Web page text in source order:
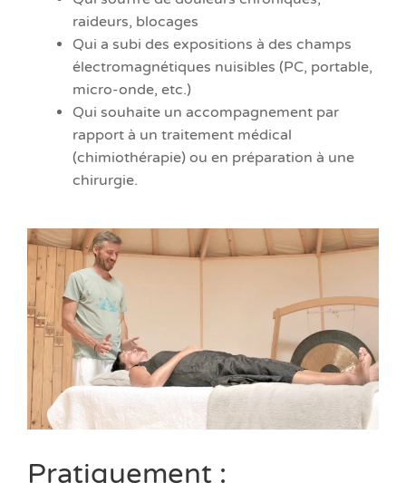
raideurs, blocages
Qui a subi des expositions à des champs
électromagnétiques nuisibles (PC, portable,
micro-onde, etc.)
Qui souhaite un accompagnement par
rapport à un traitement médical
(chimiothérapie) ou en préparation à une
chirurgie.
Pratiquement :